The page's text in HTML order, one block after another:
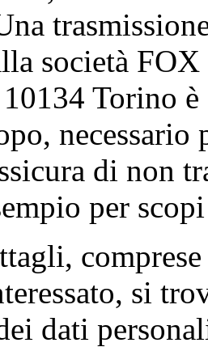
società
Torino
di non
per
si
dati